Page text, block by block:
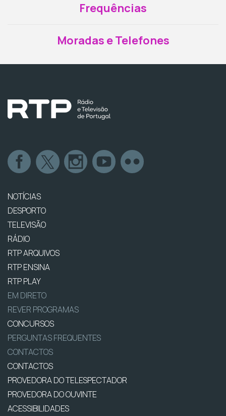
Frequências
Moradas e Telefones
NOTÍCIAS
DESPORTO
TELEVISÃO
RÁDIO
RTP ARQUIVOS
RTP ENSINA
RTP PLAY
EM DIRETO
REVER PROGRAMAS
CONCURSOS
PERGUNTAS FREQUENTES
CONTACTOS
CONTACTOS
PROVEDORA DO TELESPECTADOR
PROVEDORA DO OUVINTE
ACESSIBILIDADES